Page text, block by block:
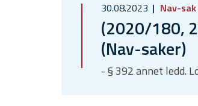
30.08.2023 Nav-sak
(2020/180,
(Nav-saker)
- § 392 annet ledd.